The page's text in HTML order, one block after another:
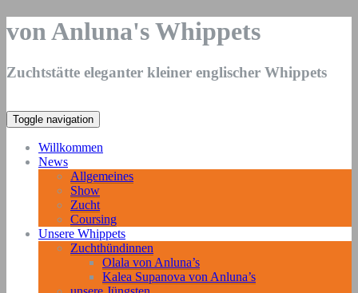
von Anluna's Whippets
Zuchtstätte eleganter kleiner englischer Whippets
Toggle navigation
Willkommen
News
Allgemeines
Show
Zucht
Coursing
Unsere Whippets
Zuchthündinnen
Olala von Anluna’s
Kalea Supanova von Anluna’s